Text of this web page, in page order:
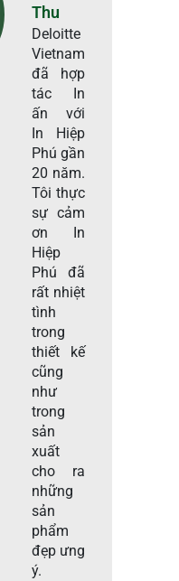
Thu
Deloitte
Vietnam
đã hợp
tác In
ấn với
In Hiệp
Phú gần
20 năm.
Tôi thực
sự cảm
ơn In
Hiệp
Phú đã
rất nhiệt
tình
trong
thiết kế
cũng
như
trong
sản
xuất
cho ra
những
sản
phẩm
đẹp ưng
ý.